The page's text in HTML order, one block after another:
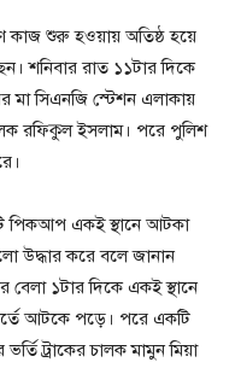
কাজ শুরু হওয়ায় অতিষ্ঠ হয়ে
শনিবার রাত ১১টার দিকে
মা সিএনজি স্টেশন এলাকায়
রফিকুল ইসলাম। পরে পুলিশ
পিকআপ একই স্থানে আটকা
উদ্ধার করে বলে জানান
বেলা ১টার দিকে একই স্থানে
আটকে পড়ে। পরে একটি
ট্রাকের চালক মামুন মিয়া